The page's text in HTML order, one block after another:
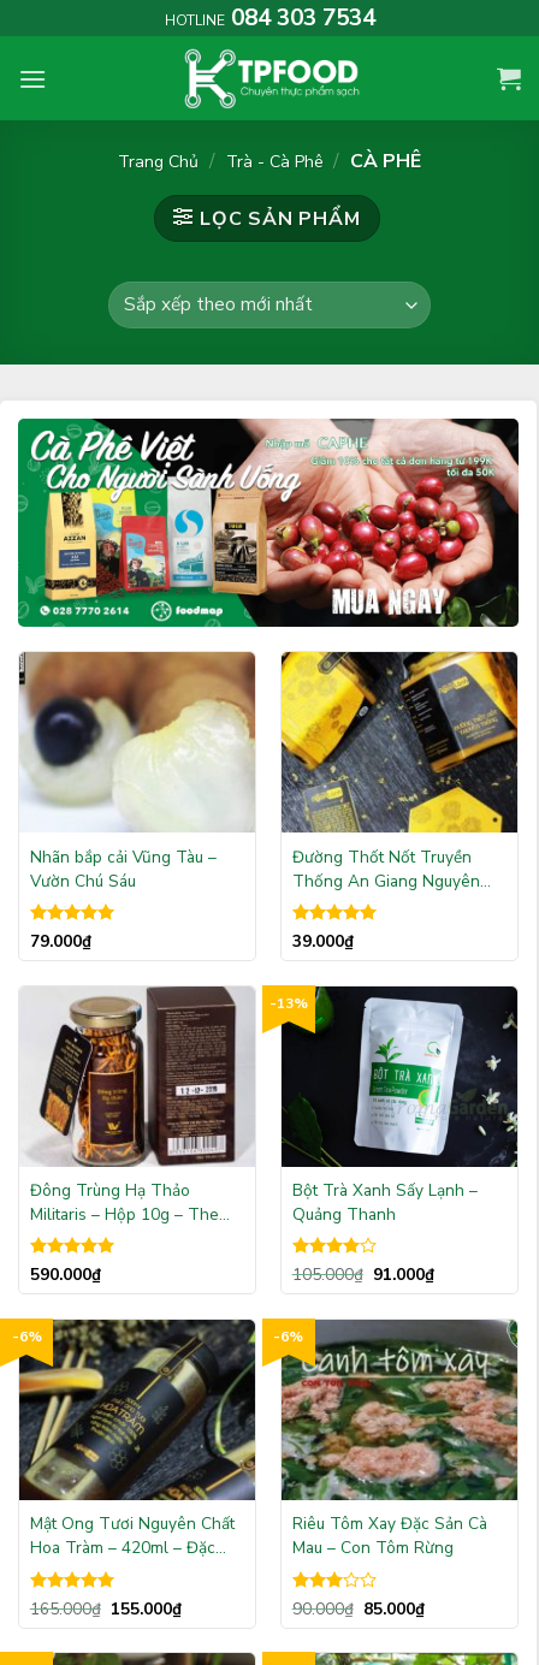
to
content
HOTLINE 084 303 7534
Trang Chủ / Trà - Cà Phê / CÀ PHÊ
LỌC
Nhãn bắp cải Vũng Tàu –
Vườn Chú Sáu
Được xếp
5.00
79.000₫
Đường Thốt Nốt Truyền
Thống An Giang Nguyên
Chất 100%
Được xếp
5.00
39.000₫
Đông Trùng Hạ Thảo
Militaris – Hộp 10g – The
Hai Yen
Được xếp
5.00
590.000₫
-13%
Bột Trà Xanh Sấy Lạnh –
Quảng Thanh
Được
xếp hạng
sao
105.000₫ 91.000₫
-6%
Mật Ong Tươi Nguyên Chất
Hoa Tràm – 420ml – Đặc
Sản Ngon Lành
Được xếp
5.00
165.000₫ 155.000₫
-6%
Riêu Tôm Xay Đặc Sản Cà
Mau – Con Tôm Rừng
Được
3.005
90.000₫ 85.000₫